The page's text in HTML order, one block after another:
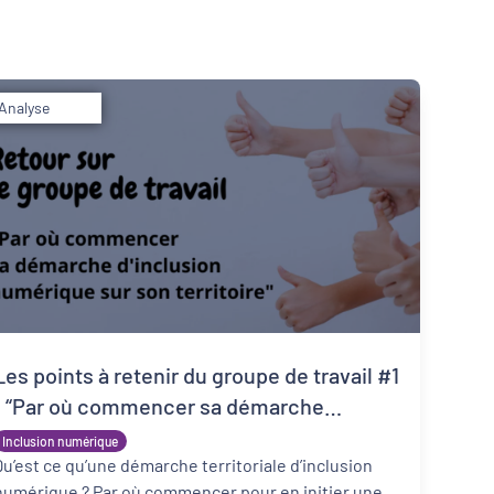
Inclusion numérique
Dynamiques territoriales pour l’emploi
Analyse
Inclusion numérique
points à retenir du groupe de travail #1
“Par où commencer sa démarche
numérique” : les points à
ce qu’une démarche territoriale d’inclusion